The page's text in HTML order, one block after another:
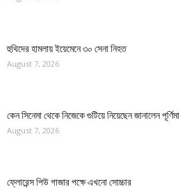
হুথিদের হামলায় ইয়েমেনে ৩০ সেনা নিহত
August 7, 2026
কেন সিনেমা থেকে নিজেকে গুটিয়ে নিয়েছেন জানালেন পূর্ণিমা
August 7, 2026
ফ্লোরেন্স পিউ গাজার পক্ষে এখনো সোচ্চার